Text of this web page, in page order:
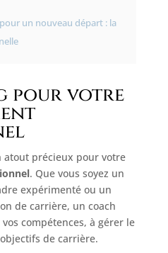
un nouveau départ : la
pour votre
atout précieux pour votre
. Que vous soyez un
expérimenté ou un
de carrière, un coach
compétences, à gérer le
de carrière.